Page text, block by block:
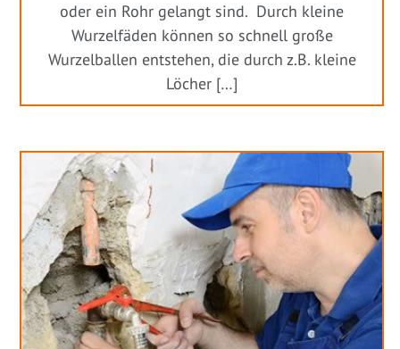
oder ein Rohr gelangt sind. Durch kleine
Wurzelfäden können so schnell große
Wurzelballen entstehen, die durch z.B. kleine
Löcher […]